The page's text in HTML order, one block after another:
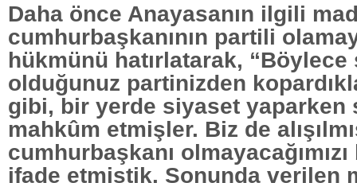
Daha önce Anayasanın ilgili
cumhurbaşkanının partili
hükmünü hatırlatarak,
olduğunuz partinizden
gibi, bir yerde siyaset yaparken
mahkûm etmişler. Biz de
cumhurbaşkanı
ifade etmiştik. Sonunda verilen